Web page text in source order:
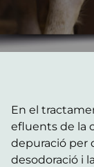
En el
efluents de la
depuració per
desodoració i